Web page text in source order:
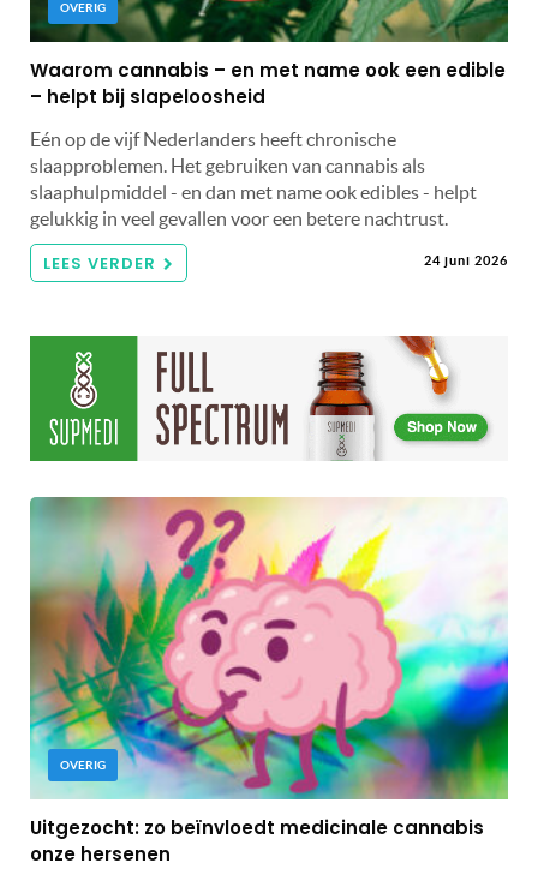
OVERIG
Waarom cannabis – en met name ook een edible
– helpt bij slapeloosheid
Eén op de vijf Nederlanders heeft chronische
slaapproblemen. Het gebruiken van cannabis als
slaaphulpmiddel - en dan met name ook edibles - helpt
gelukkig in veel gevallen voor een betere nachtrust.
LEES VERDER 24 juni 2026
OVERIG
Uitgezocht: zo beïnvloedt medicinale cannabis
onze hersenen